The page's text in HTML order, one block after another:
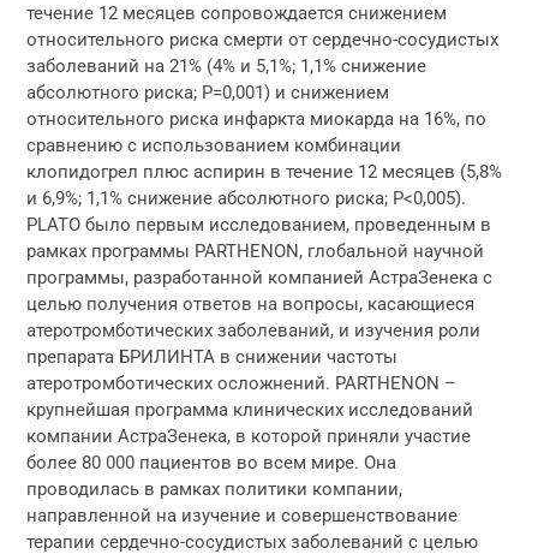
течение 12 месяцев сопровождается снижением
относительного риска смерти от сердечно-сосудистых
заболеваний на 21% (4% и 5,1%; 1,1% снижение
абсолютного риска; P=0,001) и снижением
относительного риска инфаркта миокарда на 16%, по
сравнению с использованием комбинации
клопидогрел плюс аспирин в течение 12 месяцев (5,8%
и 6,9%; 1,1% снижение абсолютного риска; P<0,005).
PLATO было первым исследованием, проведенным в
рамках программы PARTHENON, глобальной научной
программы, разработанной компанией АстраЗенека с
целью получения ответов на вопросы, касающиеся
атеротромботических заболеваний, и изучения роли
препарата БРИЛИНТА в снижении частоты
атеротромботических осложнений. PARTHENON –
крупнейшая программа клинических исследований
компании АстраЗенека, в которой приняли участие
более 80 000 пациентов во всем мире. Она
проводилась в рамках политики компании,
направленной на изучение и совершенствование
терапии сердечно-сосудистых заболеваний с целью